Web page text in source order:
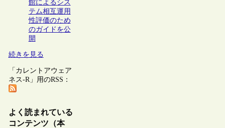
館によるシス
テム相互運用
性評価のため
のガイドを公
開
続きを見る
「カレントアウェア
ネス-R」用のRSS：
よく読まれている
コンテンツ（本